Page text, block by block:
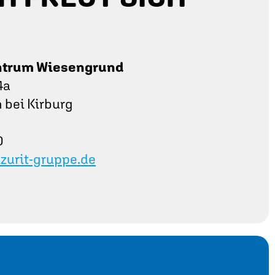
Wiesengrund
bei Kirburg
gruppe.de